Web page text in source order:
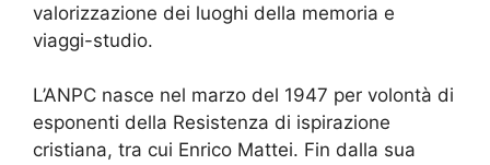
valorizzazione dei luoghi della memoria e
viaggi-studio.
L’ANPC nasce nel marzo del 1947 per volontà di
esponenti della Resistenza di ispirazione
cristiana, tra cui Enrico Mattei. Fin dalla sua